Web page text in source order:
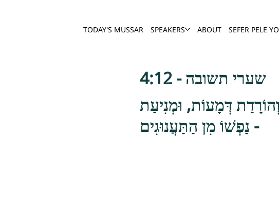
TODAY'S MUSSAR SPEAKERS ABOUT SEFER PELE
שערי תשובה - 4:12
דְּמָעוֹת, וּמְנִיעַת
נַפְשׁוֹ מִן הַתַּעֲנוּגִים -